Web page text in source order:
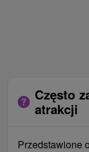
Często
atrakcji
Przedstawione